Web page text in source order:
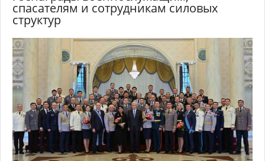
спасателям и сотрудникам силовых
структур